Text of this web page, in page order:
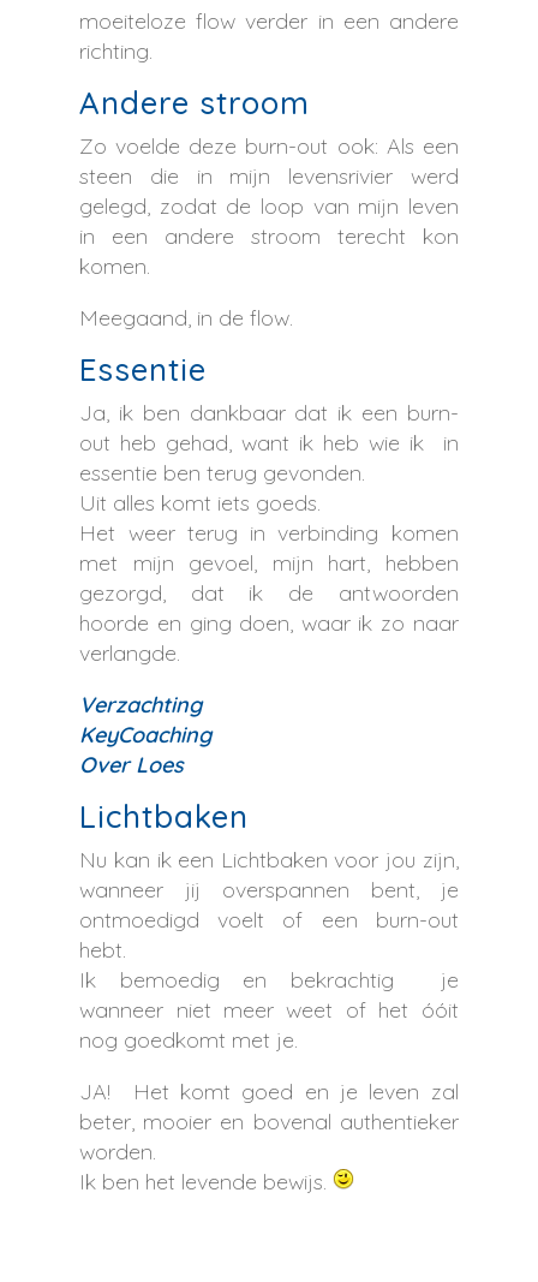
moeiteloze flow verder in een andere
richting.
Andere stroom
Zo voelde deze burn-out ook: Als een
steen die in mijn levensrivier werd
gelegd, zodat de loop van mijn leven
in een andere stroom terecht kon
komen.
Meegaand, in de flow.
Essentie
Ja, ik ben dankbaar dat ik een burn-
out heb gehad, want ik heb wie ik in
essentie ben terug gevonden.
Uit alles komt iets goeds.
Het weer terug in verbinding komen
met mijn gevoel, mijn hart, hebben
gezorgd, dat ik de antwoorden
hoorde en ging doen, waar ik zo naar
verlangde.
Verzachting
KeyCoaching
Over Loes
Lichtbaken
Nu kan ik een Lichtbaken voor jou zijn,
wanneer jij overspannen bent, je
ontmoedigd voelt of een burn-out
hebt.
Ik bemoedig en bekrachtig je
wanneer niet meer weet of het óóit
nog goedkomt met je.
JA! Het komt goed en je leven zal
beter, mooier en bovenal authentieker
worden.
Ik ben het levende bewijs.